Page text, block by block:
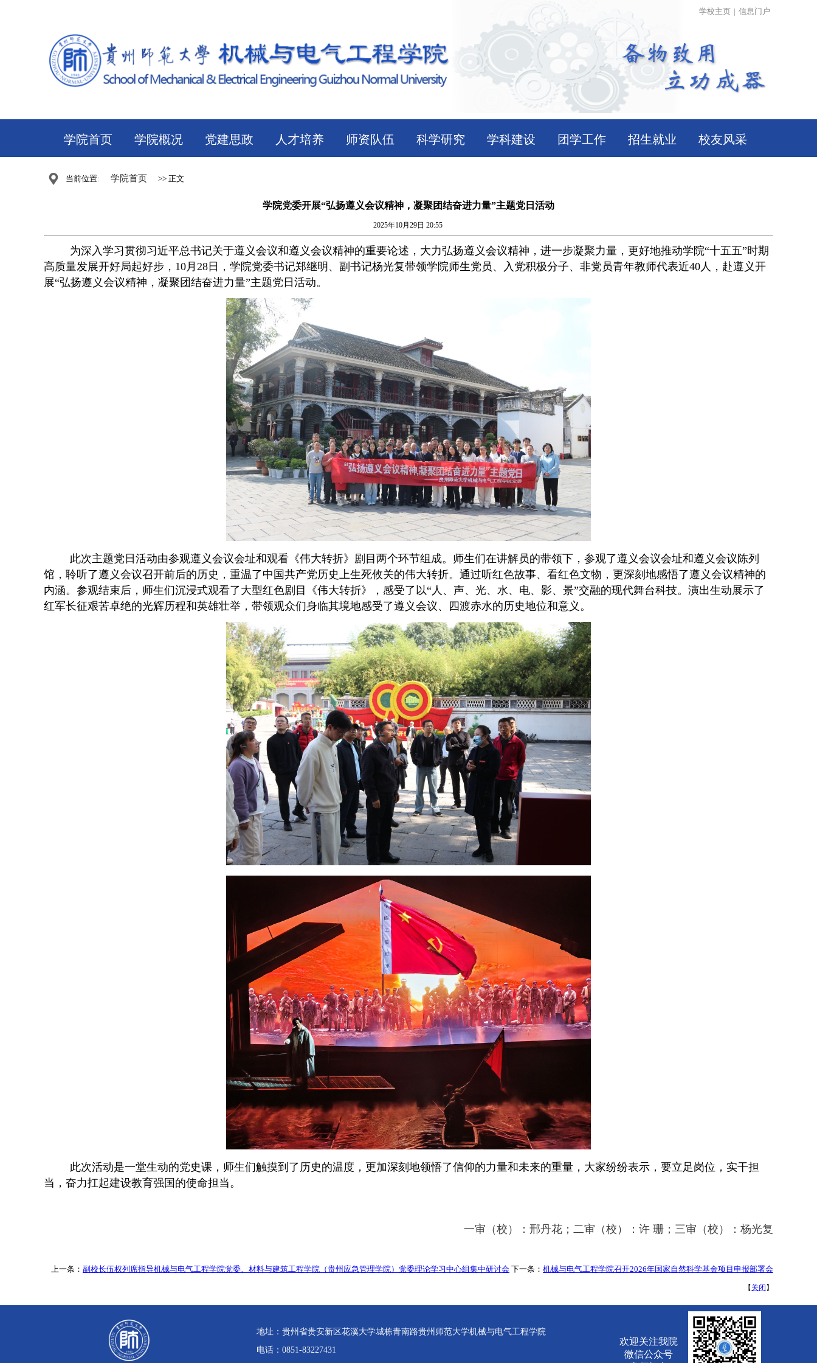
学校主页 | 信息门户
学院首页 学院概况 党建思政 人才培养 师资队伍 科学研究 学科建设 团学工作 招生就业 校友风采
当前位置: 学院首页 >> 正文
学院党委开展“弘扬遵义会议精神，凝聚团结奋进力量”主题党日活动
2025年10月29日 20:55
为深入学习贯彻习近平总书记关于遵义会议和遵义会议精神的重要论述，大力弘扬遵义会议精神，进一步凝聚力量，更好地推动学院“十五五”时期
高质量发展开好局起好步，10月28日，学院党委书记郑继明、副书记杨光复带领学院师生党员、入党积极分子、非党员青年教师代表近40人，赴遵义开
展“弘扬遵义会议精神，凝聚团结奋进力量”主题党日活动。
此次主题党日活动由参观遵义会议会址和观看《伟大转折》剧目两个环节组成。师生们在讲解员的带领下，参观了遵义会议会址和遵义会议陈列
馆，聆听了遵义会议召开前后的历史，重温了中国共产党历史上生死攸关的伟大转折。通过听红色故事、看红色文物，更深刻地感悟了遵义会议精神的
内涵。参观结束后，师生们沉浸式观看了大型红色剧目《伟大转折》，感受了以“人、声、光、水、电、影、景”交融的现代舞台科技。演出生动展示了
红军长征艰苦卓绝的光辉历程和英雄壮举，带领观众们身临其境地感受了遵义会议、四渡赤水的历史地位和意义。
此次活动是一堂生动的党史课，师生们触摸到了历史的温度，更加深刻地领悟了信仰的力量和未来的重量，大家纷纷表示，要立足岗位，实干担
当，奋力扛起建设教育强国的使命担当。
一审（校）：邢丹花；二审（校）：许 珊；三审（校）：杨光复
上一条： 副校长伍权列席指导机械与电气工程学院党委、材料与建筑工程学院（贵州应急管理学院）党委理论学习中心组集中研讨会 下一条： 机械与电气工程学院召开2026年国家自然科学基金项目申报部署会
【 关闭 】
地址：贵州省贵安新区花溪大学城栋青南路贵州师范大学机械与电气工程学院
电话：0851-83227431
欢迎关注我院
微信公众号